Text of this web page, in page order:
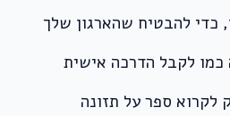
כדי להבטיח שהארגון שלך
כמו לקבל הדרכה אישית
ספר על תזונה